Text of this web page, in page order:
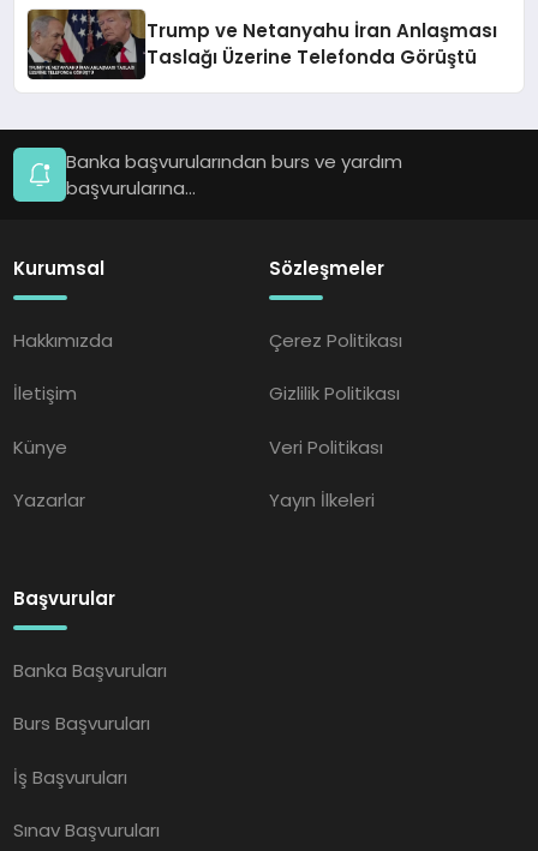
Trump ve Netanyahu İran Anlaşması
Taslağı Üzerine Telefonda Görüştü
Banka başvurularından burs ve yardım
başvurularına...
Kurumsal
Hakkımızda
İletişim
Künye
Yazarlar
Sözleşmeler
Çerez Politikası
Gizlilik Politikası
Veri Politikası
Yayın İlkeleri
Başvurular
Banka Başvuruları
Burs Başvuruları
İş Başvuruları
Sınav Başvuruları